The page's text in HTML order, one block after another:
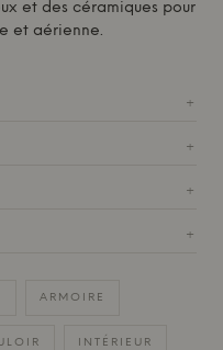
et des céramiques pour
et aérienne.
+
+
+
+
ARMOIRE
INTÉRIEUR